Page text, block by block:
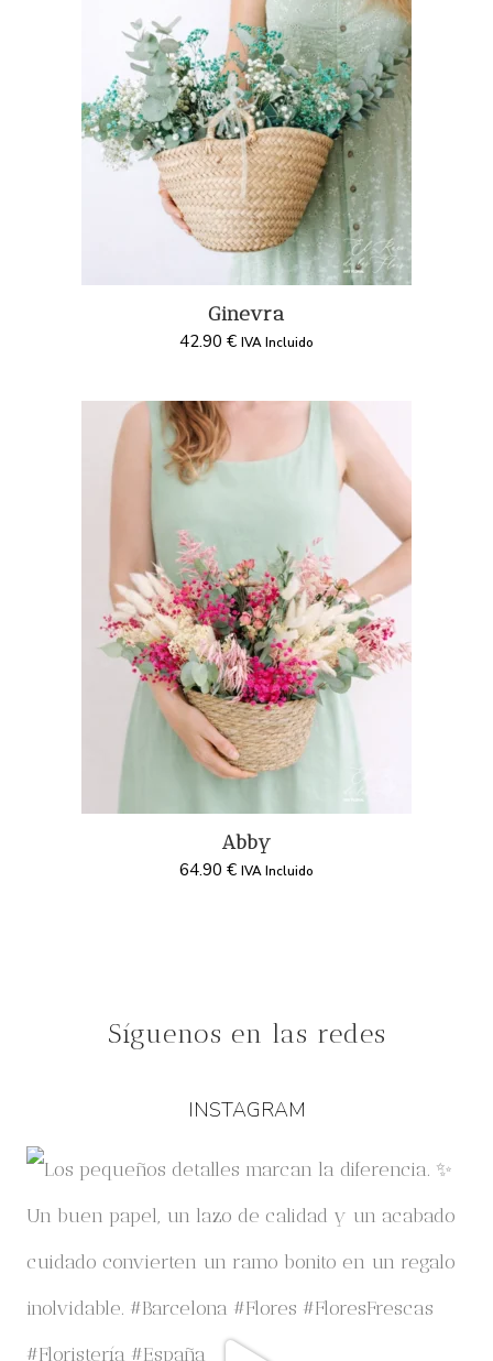
Ginevra
42.90 € IVA Incluido
Abby
64.90 € IVA Incluido
Síguenos en las redes
INSTAGRAM